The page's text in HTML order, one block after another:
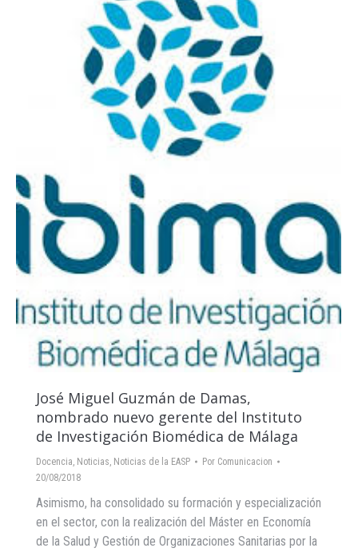
José Miguel Guzmán de Damas,
nombrado nuevo gerente del Instituto
de Investigación Biomédica de Málaga
Docencia, Noticias, Noticias de la EASP Por Comunicacion
20/08/2018
Asimismo, ha consolidado su formación y especialización
en el sector, con la realización del Máster en Economía
de la Salud y Gestión de Organizaciones Sanitarias por la